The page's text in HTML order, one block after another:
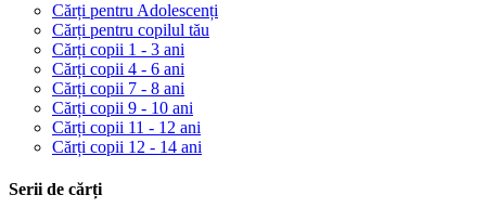
Cărți pentru Adolescenți
Cărți pentru copilul tău
Cărți copii 1 - 3 ani
Cărți copii 4 - 6 ani
Cărți copii 7 - 8 ani
Cărți copii 9 - 10 ani
Cărți copii 11 - 12 ani
Cărți copii 12 - 14 ani
Serii de cărți